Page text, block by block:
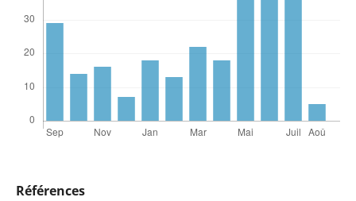
Références